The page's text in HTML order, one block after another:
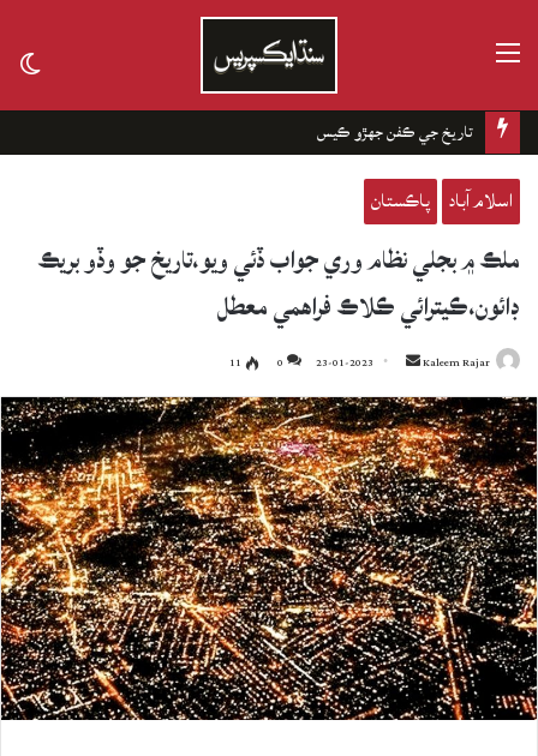
تاريخ جي ڪفن جھڙو ڪيس
اسلام آباد پاڪستان
ملڪ ۾ بجلي نظام وري جواب ڏئي ويو،تاريخ جو وڏو بريڪ
ڊائون،ڪيترائي ڪلاڪ فراهمي معطل
Kaleem Rajar
Send
an
email
23-01-2023
0
11